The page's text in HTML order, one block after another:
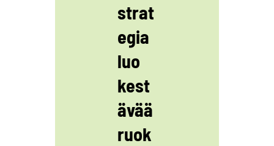
strat
egia
luo
kest
ävää
ruok